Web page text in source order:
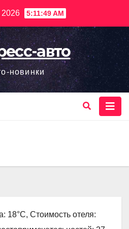
2026 5:11:50 AM
авто
новинки
18°C, Стоимость отеля: